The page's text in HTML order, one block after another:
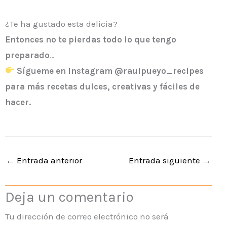
¿Te ha gustado esta delicia?
Entonces no te pierdas todo lo que tengo
preparado…
Sígueme en Instagram @raulpueyo_recipes
para más recetas dulces, creativas y fáciles de
hacer.
← Entrada anterior Entrada siguiente →
Deja un comentario
Tu dirección de correo electrónico no será